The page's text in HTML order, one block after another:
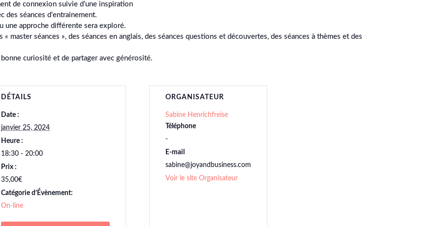
de connexion suivie d’une inspiration
des séances d’entrainement.
une approche différente sera exploré.
master séances », des séances en anglais, des séances questions et découvertes, des séances à thèmes et des
curiosité et de partager avec générosité.
DÉTAILS
Date :
janvier 25, 2024
Heure :
18:30 - 20:00
Prix :
35,00€
Catégorie d’Évènement:
On-line
ORGANISATEUR
Sabine Henrichfreise
Téléphone
-
E-mail
sabine@joyandbusiness.com
Voir le site Organisateur